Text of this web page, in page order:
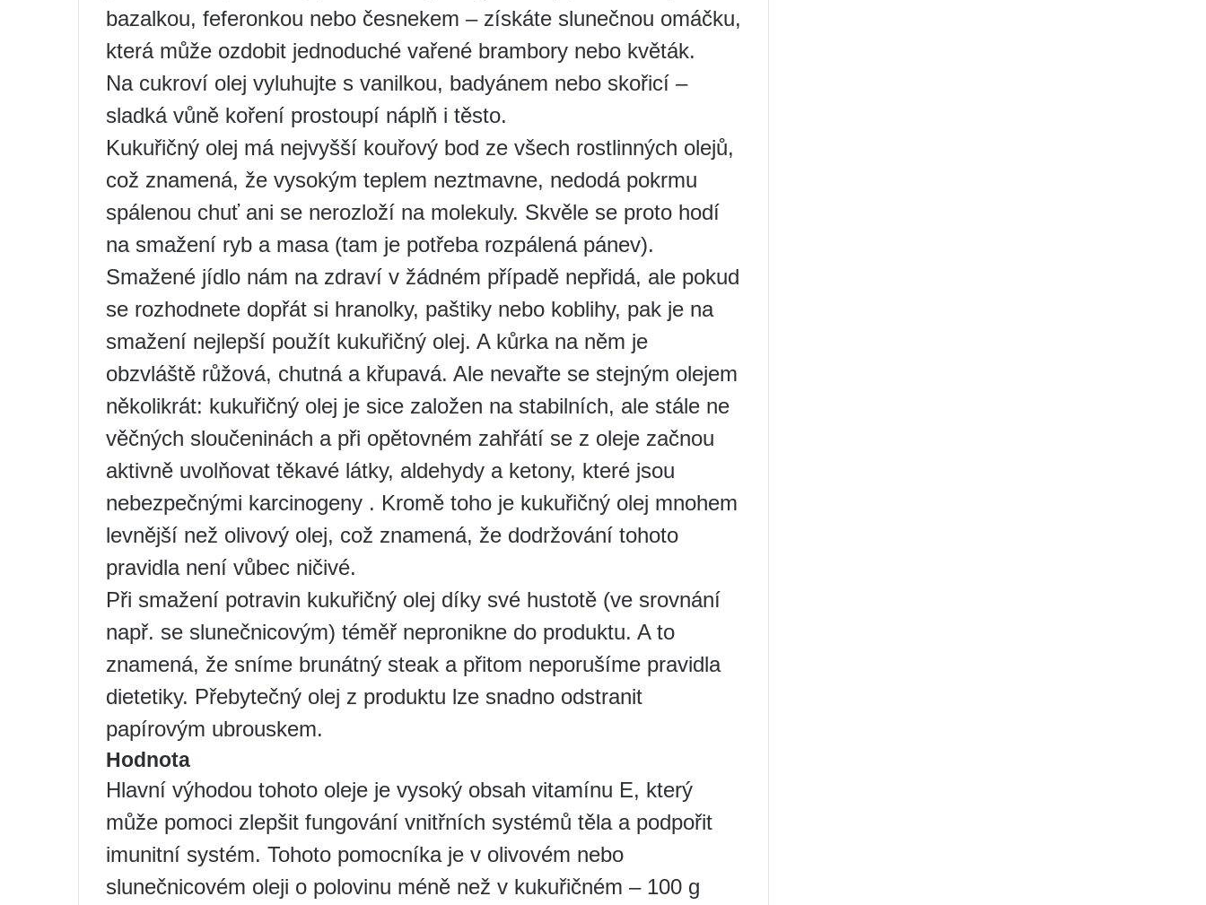
bazalkou, feferonkou nebo česnekem – získáte slunečnou omáčku,
která může ozdobit jednoduché vařené brambory nebo květák.
Na cukroví olej vyluhujte s vanilkou, badyánem nebo skořicí –
sladká vůně koření prostoupí náplň i těsto.
Kukuřičný olej má nejvyšší kouřový bod ze všech rostlinných olejů,
což znamená, že vysokým teplem neztmavne, nedodá pokrmu
spálenou chuť ani se nerozloží na molekuly. Skvěle se proto hodí
na smažení ryb a masa (tam je potřeba rozpálená pánev).
Smažené jídlo nám na zdraví v žádném případě nepřidá, ale pokud
se rozhodnete dopřát si hranolky, paštiky nebo koblihy, pak je na
smažení nejlepší použít kukuřičný olej. A kůrka na něm je
obzvláště růžová, chutná a křupavá. Ale nevařte se stejným olejem
několikrát: kukuřičný olej je sice založen na stabilních, ale stále ne
věčných sloučeninách a při opětovném zahřátí se z oleje začnou
aktivně uvolňovat těkavé látky, aldehydy a ketony, které jsou
nebezpečnými karcinogeny . Kromě toho je kukuřičný olej mnohem
levnější než olivový olej, což znamená, že dodržování tohoto
pravidla není vůbec ničivé.
Při smažení potravin kukuřičný olej díky své hustotě (ve srovnání
např. se slunečnicovým) téměř nepronikne do produktu. A to
znamená, že sníme brunátný steak a přitom neporušíme pravidla
dietetiky. Přebytečný olej z produktu lze snadno odstranit
papírovým ubrouskem.
Hodnota
Hlavní výhodou tohoto oleje je vysoký obsah vitamínu E, který
může pomoci zlepšit fungování vnitřních systémů těla a podpořit
imunitní systém. Tohoto pomocníka je v olivovém nebo
slunečnicovém oleji o polovinu méně než v kukuřičném – 100 g